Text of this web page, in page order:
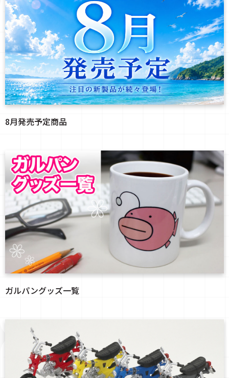
8月発売予定商品
ガルパングッズ一覧